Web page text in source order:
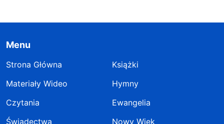
Menu
Strona Główna
Książki
Materiały Wideo
Hymny
Czytania
Ewangelia
Świadectwa
Nowy Wiek